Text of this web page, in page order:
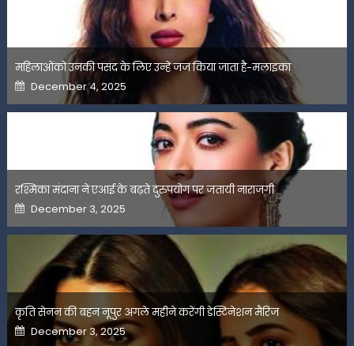
महिलाओंको उनकी पसंद के लिए उन्हें जज किया जाता है-मलाइका
Posted
on
December 4, 2025
रश्मिका मंदाना ने एआई के बढ़ते दुरुपयोग पर जतायी नाराजगी
Posted
on
December 3, 2025
कृति सेनन की बहन नूपुर अगले महीने करेंगी डेस्टिनेशन मैरिज
Posted
on
December 3, 2025